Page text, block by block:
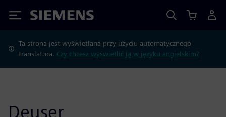
Siemens
Ta strona jest wyświetlana przy użyciu automatycznego
translatora. Czy chcesz wyświetlić ją w języku angielskim?
Deuser